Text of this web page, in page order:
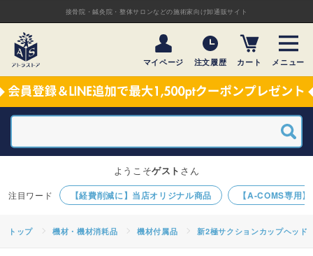
接骨院・鍼灸院・整体サロンなどの施術家向け卸通販サイト
マイページ 注文履歴 カート メニュー
【経費削減に】当店オリジナル商品 【A-COMS専用
ようこそゲスト さん
トップ 機材・機材消耗品 機材付属品 新2極サクションカップヘッド